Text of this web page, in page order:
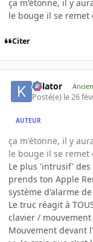
ça m'étonne, il y
le bouge il se remet
Citer
Killator Ancien
Posté(e) le 26
AUTEUR
ça m'étonne, il y
le bouge il se remet
Le plus 'intrusif'
prends ton Apple
système d'alarme
Le truc réagit à
clavier /
Mouvement devant